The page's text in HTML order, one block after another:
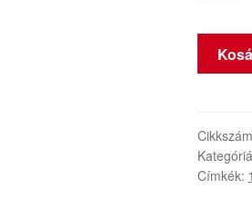
Újszerű
EGR
Citroën
Peugeot
Címkék: